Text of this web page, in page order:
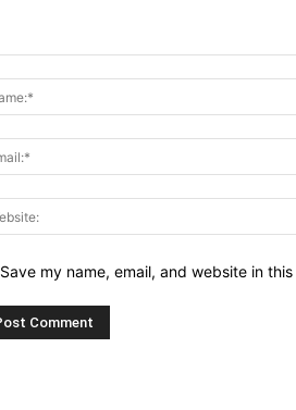
Save my name, email, and website in